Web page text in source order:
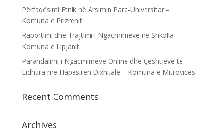
Përfaqësimi Etnik në Arsimin Para-Universitar –
Komuna e Prizrenit
Raportimi dhe Trajtimi i Ngacmimeve në Shkolla –
Komuna e Lipjanit
Parandalimi i Ngacmimeve Online dhe Çështjeve të
Lidhura me Hapësirën Dixhitale – Komuna e Mitrovicës
Recent Comments
Archives